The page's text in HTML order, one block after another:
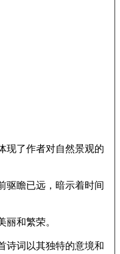
现了作者对自然景观的
驱瞻已远，暗示着时间
和繁荣。
诗词以其独特的意境和